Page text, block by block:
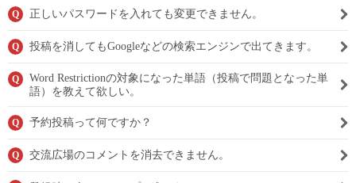
Q 正しいパスワードを入れても変更できません。
Q 投稿を消してもGoogleなどの検索エンジンで出てきます。
Q
Word Restrictionの対象になった単語（投稿で問題となった単
語）を教えて欲しい。
Q 予約投稿って何ですか？
Q 交流広場のコメントを消去できません。